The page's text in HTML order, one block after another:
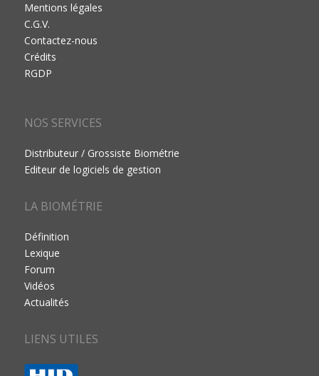
Mentions légales
C.G.V.
Contactez-nous
Crédits
RGDP
NOS SERVICES
Distributeur / Grossiste Biométrie
Editeur de logiciels de gestion
LA BIOMÉTRIE
Définition
Lexique
Forum
Vidéos
Actualités
LIENS UTILES